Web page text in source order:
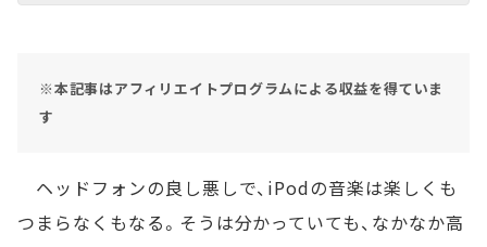
※本記事はアフィリエイトプログラムによる収益を得ていま
す
ヘッドフォンの良し悪しで、iPodの音楽は楽しくも
つまらなくもなる。そうは分かっていても、なかなか高